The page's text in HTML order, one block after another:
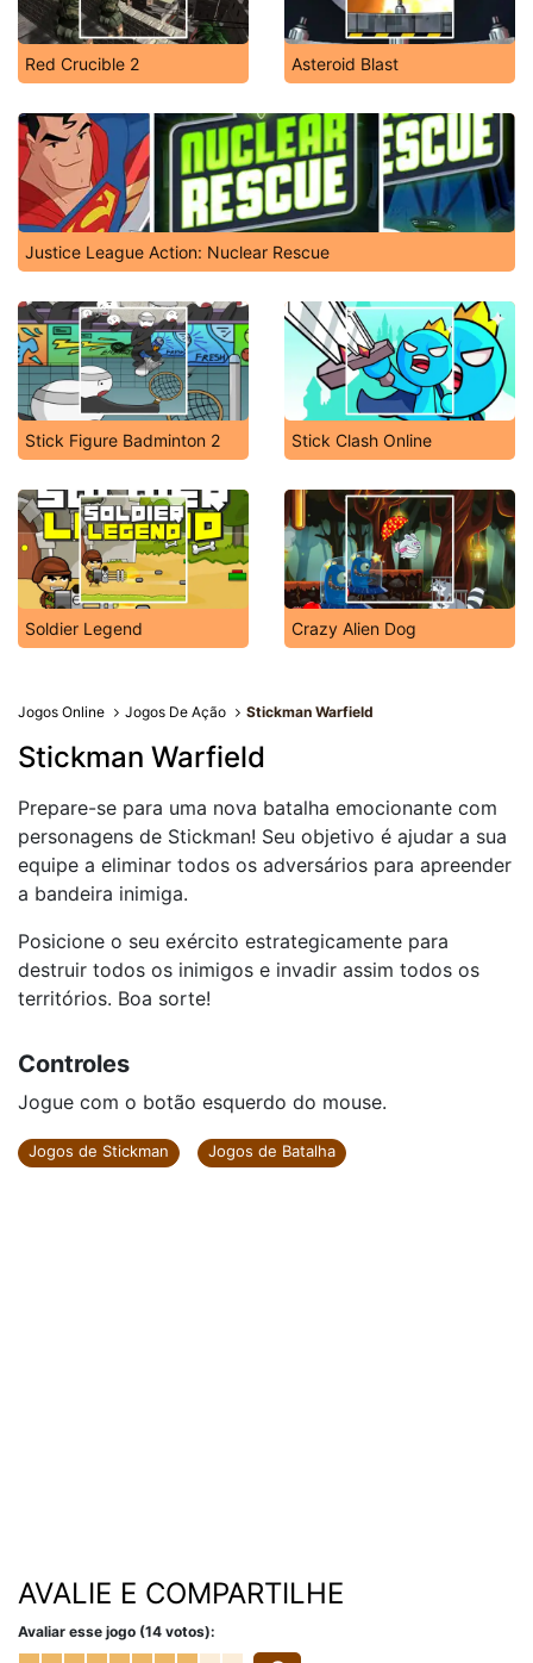
Red Crucible 2 Asteroid Blast
Justice League Action: Nuclear Rescue
Stick Figure Badminton 2 Stick Clash Online
Soldier Legend Crazy Alien Dog
Jogos Online Jogos De Ação Stickman Warfield
Stickman Warfield
Prepare-se para uma nova batalha emocionante com
personagens de Stickman! Seu objetivo é ajudar a sua
equipe a eliminar todos os adversários para apreender
a bandeira inimiga.
Posicione o seu exército estrategicamente para
destruir todos os inimigos e invadir assim todos os
territórios. Boa sorte!
Controles
Jogue com o botão esquerdo do mouse.
Jogos de Stickman Jogos de Batalha
AVALIE E COMPARTILHE
Avaliar esse jogo (14 votos):